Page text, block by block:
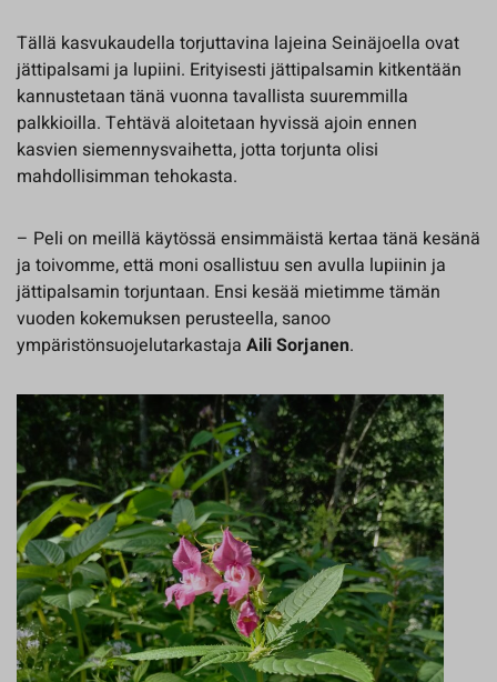
Tällä kasvukaudella torjuttavina lajeina Seinäjoella ovat
jättipalsami ja lupiini. Erityisesti jättipalsamin kitkentään
kannustetaan tänä vuonna tavallista suuremmilla
palkkioilla. Tehtävä aloitetaan hyvissä ajoin ennen
kasvien siemennysvaihetta, jotta torjunta olisi
mahdollisimman tehokasta.
– Peli on meillä käytössä ensimmäistä kertaa tänä kesänä
ja toivomme, että moni osallistuu sen avulla lupiinin ja
jättipalsamin torjuntaan. Ensi kesää mietimme tämän
vuoden kokemuksen perusteella, sanoo
ympäristönsuojelutarkastaja Aili Sorjanen.